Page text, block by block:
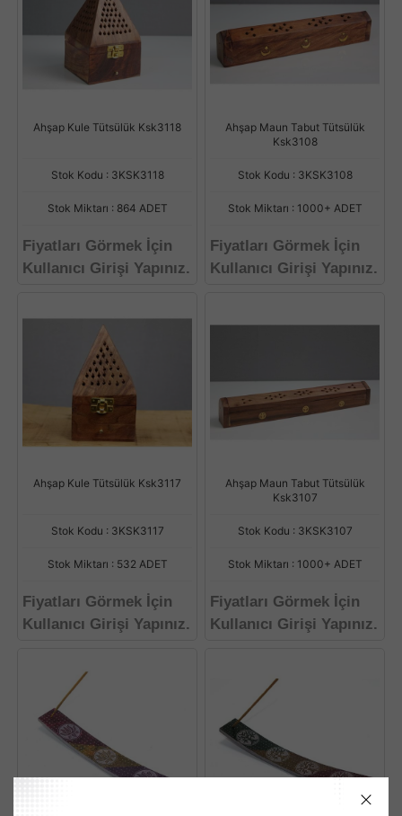
Ahşap Kule Tütsülük Ksk3118
Stok Kodu : 3KSK3118
Stok Miktarı : 864 ADET
Fiyatları Görmek İçin
Kullanıcı Girişi Yapınız.
Ahşap Maun Tabut Tütsülük
Ksk3108
Stok Kodu : 3KSK3108
Stok Miktarı : 1000+ ADET
Fiyatları Görmek İçin
Kullanıcı Girişi Yapınız.
Ahşap Kule Tütsülük Ksk3117
Stok Kodu : 3KSK3117
Stok Miktarı : 532 ADET
Fiyatları Görmek İçin
Kullanıcı Girişi Yapınız.
Ahşap Maun Tabut Tütsülük
Ksk3107
Stok Kodu : 3KSK3107
Stok Miktarı : 1000+ ADET
Fiyatları Görmek İçin
Kullanıcı Girişi Yapınız.